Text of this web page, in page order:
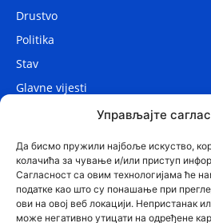
Управљајте
Да бисмо пружили најбоље искуство,
колачића за чување и/или приступ
Сагласност са овим технологијама ће
податке као што су понашање при
ови на овој веб локацији. Непристанак
може негативно утицати на одређене
Drustvo
Politika
Stav
Glavne vijesti